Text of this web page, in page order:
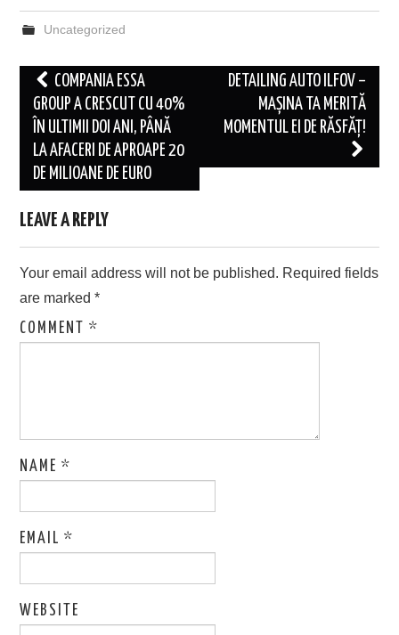
Uncategorized
Post
navigation
COMPANIA ESSA
GROUP A CRESCUT CU 40%
ÎN ULTIMII DOI ANI, PÂNĂ
LA AFACERI DE APROAPE 20
DE MILIOANE DE EURO
DETAILING AUTO ILFOV –
MAȘINA TA MERITĂ
MOMENTUL EI DE RĂSFĂȚ!
LEAVE A REPLY
Your email address will not be published. Required fields
are marked*
COMMENT*
NAME*
EMAIL*
WEBSITE